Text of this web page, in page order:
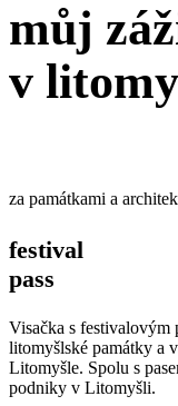
můj
v
za památkami a
festival
pass
Visačka s festivalovým
litomyšlské památky a
Litomyšle. Spolu s
podniky v Litomyšli.